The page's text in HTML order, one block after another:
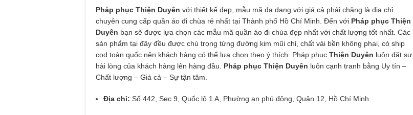
Pháp phục Thiện Duyên với thiết kế đẹp, mẫu mã đa dạng với giá cả phải chăng là địa chỉ
chuyên cung cấp quần áo đi chùa rẻ nhất tại Thành phố Hồ Chí Minh. Đến với Pháp phục Thiện
Duyên bạn sẽ được lựa chọn các mẫu mã quần áo đi chùa đẹp nhất với chất lượng tốt nhất. Các
sản phẩm tại đây đều được chú trọng từng đường kim mũi chỉ, chất vải bền không phai, có ship
cod toàn quốc nên khách hàng có thể lựa chọn theo ý thích. Pháp phục Thiện Duyên luôn đặt sự
hài lòng của khách hàng lên hàng đầu. Pháp phục Thiện Duyên luôn cạnh tranh bằng Uy tín –
Chất lượng – Giá cả – Sự tận tâm.
Địa chỉ: Số 442, Sẹc 9, Quốc lộ 1 A, Phường an phú đông, Quận 12, Hồ Chí Minh